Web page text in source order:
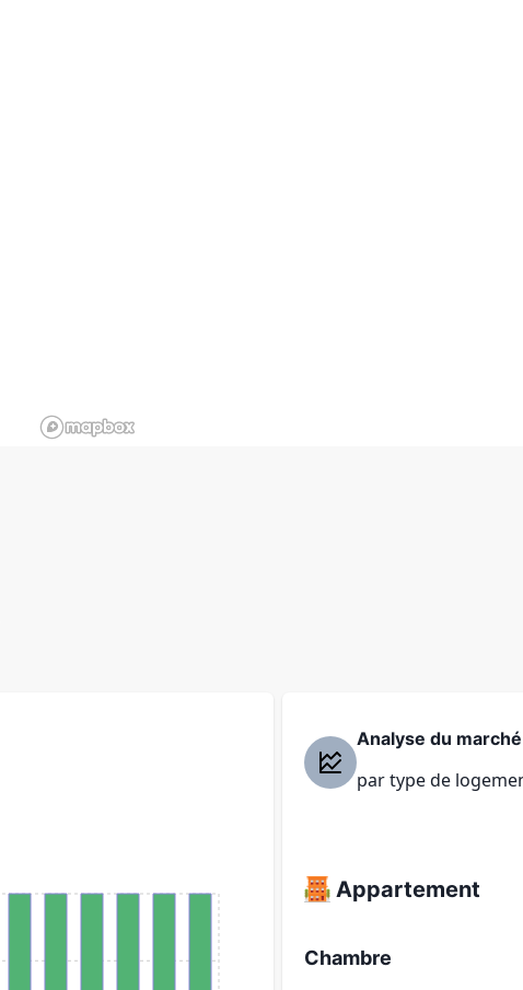
Analyse du marché
par type de
Appartement
Chambre